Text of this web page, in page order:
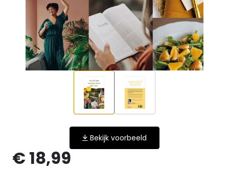
Bekijk voorbeeld
€ 18,99